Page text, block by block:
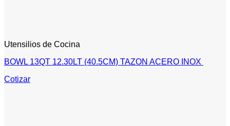
Utensilios de Cocina
BOWL 13QT 12.30LT (40.5CM) TAZON ACERO INOX
Cotizar